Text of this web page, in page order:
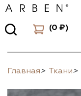
(0 ₽)
Главная> Ткани>